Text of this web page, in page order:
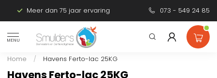
Meer dan 75 jaar ervaring Persoonlijk
073 - 549 24 85
MENU
Home / Havens Ferto-lac 25KG
Havens Ferto-lac 25KG